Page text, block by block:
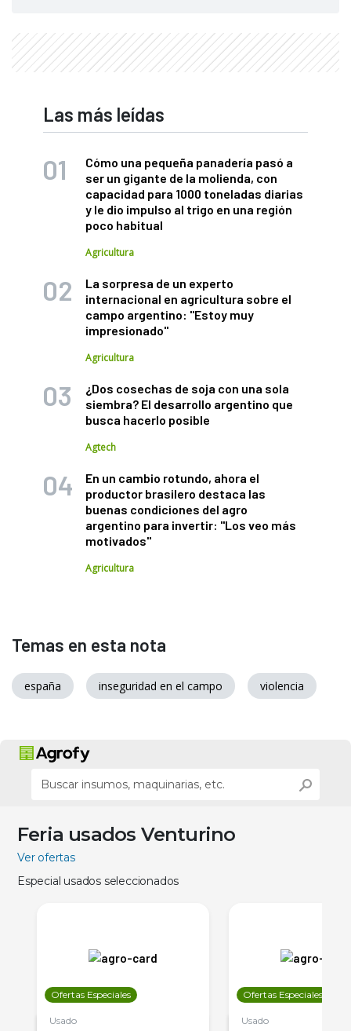
Las más leídas
Cómo una pequeña panadería pasó a
ser un gigante de la molienda, con
capacidad para 1000 toneladas diarias
y le dio impulso al trigo en una región
poco habitual
Agricultura
La sorpresa de un experto
internacional en agricultura sobre el
campo argentino: "Estoy muy
impresionado"
Agricultura
¿Dos cosechas de soja con una sola
siembra? El desarrollo argentino que
busca hacerlo posible
Agtech
En un cambio rotundo, ahora el
productor brasilero destaca las
buenas condiciones del agro
argentino para invertir: "Los veo más
motivados"
Agricultura
Temas en esta nota
españa inseguridad en el campo violencia
Feria usados Venturino
Ver ofertas
Especial usados seleccionados
Ofertas Especiales
Usado
Ofertas Especiales
Usado